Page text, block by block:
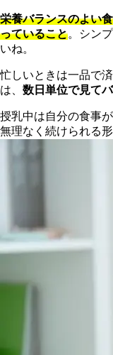
栄養バランスのよい
っていること。シン
いね。
忙しいときは一品で
は、 数日単位で見て
授乳中は自分の食事
無理なく続けられる